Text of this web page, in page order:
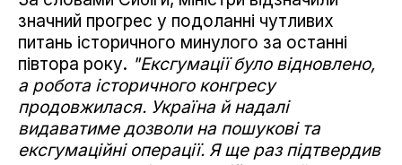
значний прогрес у подоланні чутливих
питань історичного минулого за останні
півтора року. "Ексгумації було відновлено,
а робота історичного конгресу
продовжилася. Україна й надалі
видаватиме дозволи на пошукові та
ексгумаційні операції. Я ще раз підтвердив